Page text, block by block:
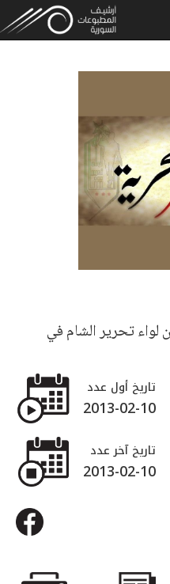
تحرير الشام في
تاريخ أول عدد
2013-02-10
تاريخ آخر عدد
2013-02-10